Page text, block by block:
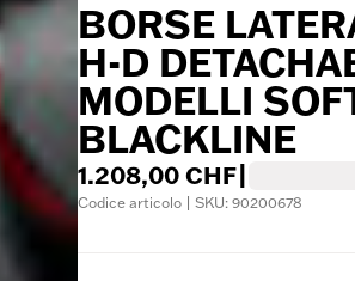
BORSE
H-D
MODELLI
BLACKLINE
1.208,00 CHF
Codice articolo | SKU: 90200678